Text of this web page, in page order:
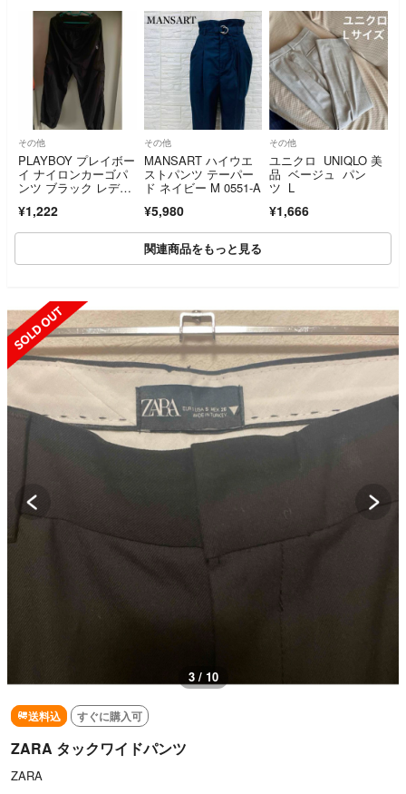
その他
PLAYBOY プレイボー
イ ナイロンカーゴパ
ンツ ブラック レディ
¥1,222
その他
MANSART ハイウエ
ストパンツ テーパー
ド ネイビー M 0551-A
¥5,980
その他
ユニクロ UNIQLO 美
品 ベージュ パン
ツ L
¥1,666
関連商品をもっと見る
SOLD OUT
3 / 10
送料込 すぐに購入可
ZARA タックワイドパンツ
ZARA